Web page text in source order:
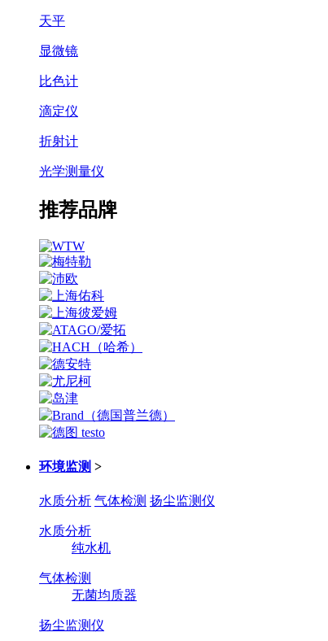
天平
显微镜
比色计
滴定仪
折射计
光学测量仪
推荐品牌
环境监测 >
水质分析 气体检测 扬尘监测仪
水质分析
纯水机
气体检测
无菌均质器
扬尘监测仪